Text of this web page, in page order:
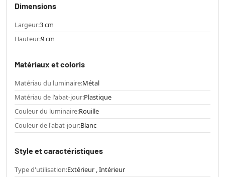
Dimensions
Largeur:3 cm
Hauteur:9 cm
Matériaux et coloris
Matériau du luminaire:Métal
Matériau de l'abat-jour:Plastique
Couleur du luminaire:Rouille
Couleur de l'abat-jour:Blanc
Style et caractéristiques
Type d'utilisation:Extérieur , Intérieur